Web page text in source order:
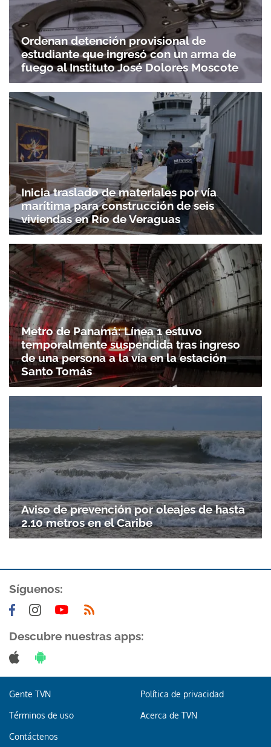
Gracias por suscribirte a nuestro boletín.
ACEPTAR
Ordenan detención provisional de
estudiante que ingresó con un arma de
fuego al Instituto José Dolores Moscote
Inicia traslado de materiales por vía
marítima para construcción de seis
viviendas en Río de Veraguas
Metro de Panamá: Línea 1 estuvo
temporalmente suspendida tras ingreso
de una persona a la vía en la estación
Santo Tomás
Aviso de prevención por oleajes de hasta
2.10 metros en el Caribe
Síguenos:
Descubre nuestras apps:
Gente TVN Política de privacidad
Términos de uso Acerca de TVN
Contáctenos